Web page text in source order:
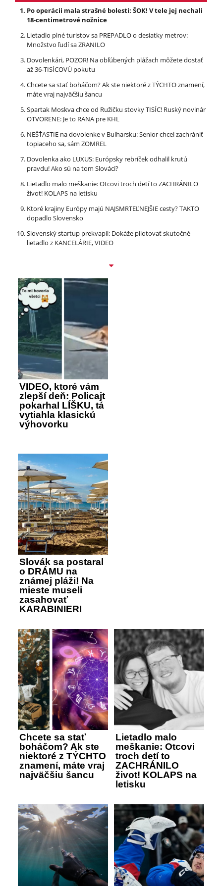
Po operácii mala strašné bolesti: ŠOK! V tele jej nechali
18-centimetrové nožnice
Lietadlo plné turistov sa PREPADLO o desiatky metrov:
Množstvo ľudí sa ZRANILO
Dovolenkári, POZOR! Na obľúbených plážach môžete dostať
až 36-TISÍCOVÚ pokutu
Chcete sa stať boháčom? Ak ste niektoré z TÝCHTO znamení,
máte vraj najväčšiu šancu
Spartak Moskva chce od Ružičku stovky TISÍC! Ruský novinár
OTVORENE: Je to RANA pre KHL
NEŠŤASTIE na dovolenke v Bulharsku: Senior chcel zachrániť
topiaceho sa, sám ZOMREL
Dovolenka ako LUXUS: Európsky rebríček odhalil krutú
pravdu! Ako sú na tom Slováci?
Lietadlo malo meškanie: Otcovi troch detí to ZACHRÁNILO
život! KOLAPS na letisku
Ktoré krajiny Európy majú NAJSMRTEĽNEJŠIE cesty? TAKTO
dopadlo Slovensko
Slovenský startup prekvapil: Dokáže pilotovať skutočné
lietadlo z KANCELÁRIE, VIDEO
VIDEO, ktoré vám
zlepší deň: Policajt
pokarhal LÍŠKU, tá
vytiahla klasickú
výhovorku
Slovák sa postaral
o DRÁMU na
známej pláži! Na
mieste museli
zasahovať
KARABINIERI
Chcete sa stať
boháčom? Ak ste
niektoré z TÝCHTO
znamení, máte vraj
najväčšiu šancu
Lietadlo malo
meškanie: Otcovi
troch detí to
ZACHRÁNILO
život! KOLAPS na
letisku